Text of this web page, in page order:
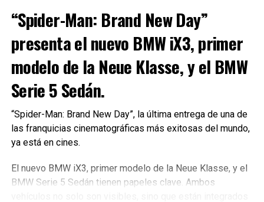
Los precios de los modelos descatalogados con
pantallas LCD no han cambiado: puede conseguir uno
reacondicionado con 512 GB de almacenamiento por 359
dólares, una verdadera ganga. (Existe la posibilidad de
actualizar el panel LCD a una pantalla OLED).
Sin embargo, los precios de las unidades OLED
reacondicionadastambién han subido . Ahora cuesta 629
dólares la unidad de 512 GB y 759 dólares el modelo de 1
Los actuales propietarios de Steam Deck esperan con
“Spider-Man: Brand New Day”
presenta el nuevo BMW iX3, primer
modelo de la Neue Klasse, y el BMW
Serie 5 Sedán.
“Spider-Man: Brand New Day”, la última entrega de una de
las franquicias cinematográficas más exitosas del mundo,
ya está en cines.
El nuevo BMW iX3, primer modelo de la Neue Klasse, y el
BMW Serie 5 Sedán tienen papeles clave. Ambos